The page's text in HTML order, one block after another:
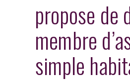
propose de
membre
simple